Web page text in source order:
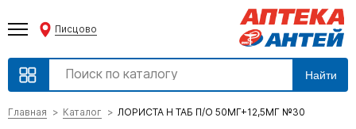
Писцово
Найти
Главная Каталог ЛОРИСТА Н ТАБ П/О 50МГ+12,5МГ №30